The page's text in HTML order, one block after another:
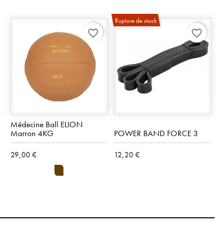
Médecine Ball ELION
Marron 4KG
29,00 €
favorite_border
Rupture de stock
POWER BAND FORCE 3
12,20 €
favorite_border